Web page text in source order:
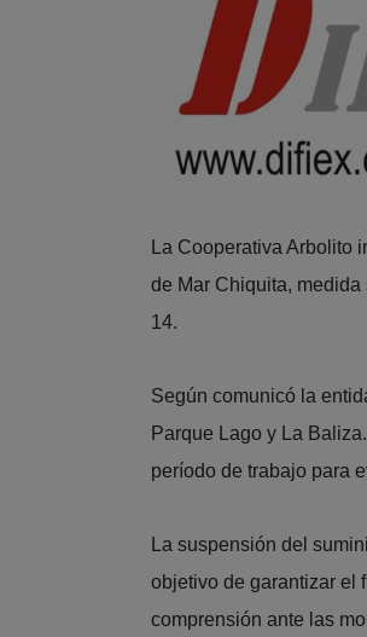
La Cooperativa Arbolito
de Mar Chiquita,
14.
Según comunicó la
Parque Lago y La
período de trabajo para
La suspensión del
objetivo de garantizar el
comprensión ante las